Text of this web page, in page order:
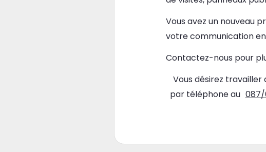
Vous avez un nouveau
votre communication
Contactez-nous pour
Vous désirez
par téléphone au 087/